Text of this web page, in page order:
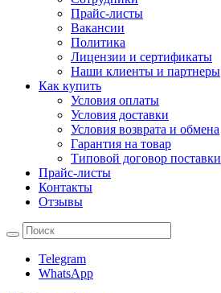
Прайс-листы
Вакансии
Политика
Лицензии и сертификаты
Наши клиенты и партнеры
Как купить
Условия оплаты
Условия доставки
Условия возврата и обмена
Гарантия на товар
Типовой договор поставки
Прайс-листы
Контакты
Отзывы
Telegram
WhatsApp